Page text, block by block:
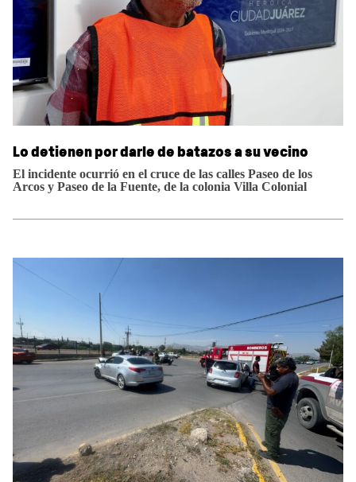
Lo detienen por darle de batazos a su vecino
El incidente ocurrió en el cruce de las calles Paseo de los
Arcos y Paseo de la Fuente, de la colonia Villa Colonial